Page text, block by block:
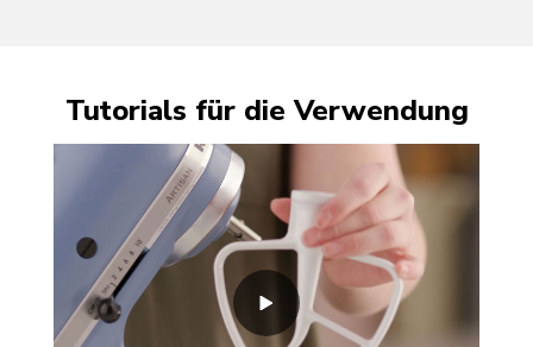
Tutorials für die Verwendung